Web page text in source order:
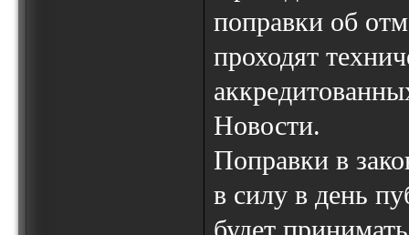
поправки об
проходят
Новости.
Поправки в
в силу в день